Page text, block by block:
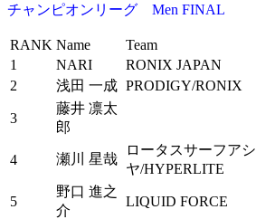
チャンピオンリーグ Men FINAL
RANK Name Team
1
NARI RONIX JAPAN
2
浅田 一成 PRODIGY/RONIX
3
藤井 凛太
郎
4 瀬川 星哉
ロータスサーフアシ
ヤ/HYPERLITE
5
野口 進之
介
LIQUID FORCE